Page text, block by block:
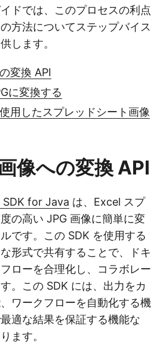
ドでは、このプロセスの利点
方法についてステップバイス
します。
変換 API
に変換する
用したスプレッドシート画像
像への変換 API
SDK for Java は、Excel スプ
の高い JPG 画像に簡単に変
です。この SDK を使用する
形式で共有することで、ドキ
ローを合理化し、コラボレー
。この SDK には、出力をカ
ワークフローを自動化する機
適な結果を保証する機能な
ます。